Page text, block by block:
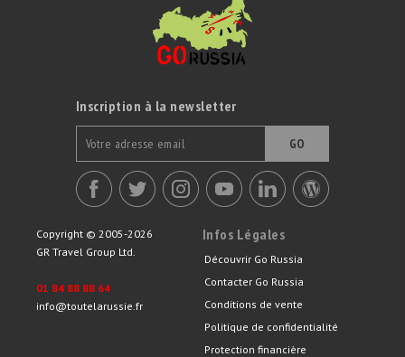
Inscription à la newsletter
GO
Copyright © 2005-2026
GR Travel Group Ltd.
01 84 88 88 64
info@toutelarussie.fr
Infos Légales
Découvrir Go Russia
Contacter Go Russia
Conditions de vente
Politique de confidentialité
Protection financière